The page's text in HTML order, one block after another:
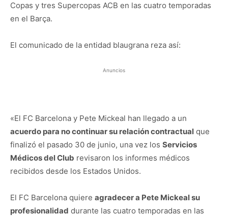
Copas y tres Supercopas ACB en las cuatro temporadas
en el Barça.
El comunicado de la entidad blaugrana reza así:
Anuncios
«El FC Barcelona y Pete Mickeal han llegado a un
acuerdo para no continuar su relación contractual que
finalizó el pasado 30 de junio, una vez los Servicios
Médicos del Club revisaron los informes médicos
recibidos desde los Estados Unidos.
El FC Barcelona quiere agradecer a Pete Mickeal su
profesionalidad durante las cuatro temporadas en las